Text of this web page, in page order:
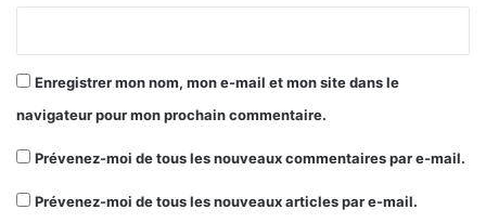
Enregistrer mon nom, mon e-mail et mon site dans le
navigateur pour mon prochain commentaire.
Prévenez-moi de tous les nouveaux commentaires par e-mail.
Prévenez-moi de tous les nouveaux articles par e-mail.